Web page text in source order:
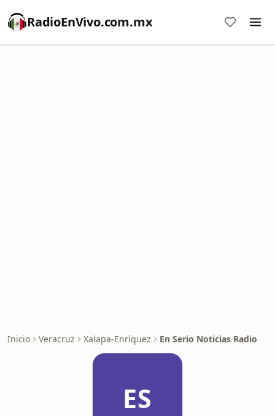
RadioEnVivo.com.mx
Inicio Veracruz Xalapa-Enríquez En Serio Noticias Radio
ES